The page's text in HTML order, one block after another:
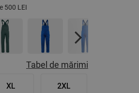
500 LEI
Next
Tabel de mărimi
XL 2XL